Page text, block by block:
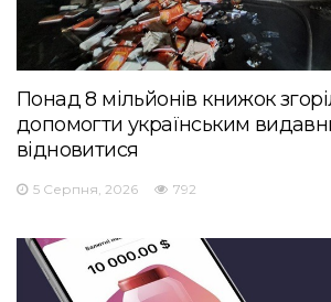
Понад 8 мільйонів книжок
допомогти українським
відновитися
5 Серпня, 2026 792